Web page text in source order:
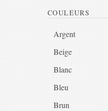
COULEURS
Argent
Beige
Blanc
Bleu
Brun